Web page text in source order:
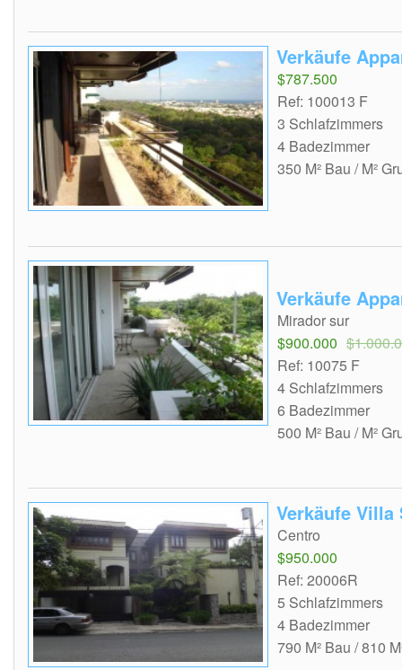
Verkäufe
$787.500
Ref: 100013 F
3 Schlafzimmers
4 Badezimmer
350 M² Bau / M²
Verkäufe
Mirador sur
$900.000
Ref: 10075 F
4 Schlafzimmers
6 Badezimmer
500 M² Bau / M²
Verkäufe Villa
Centro
$950.000
Ref: 20006R
5 Schlafzimmers
4 Badezimmer
790 M² Bau / 810